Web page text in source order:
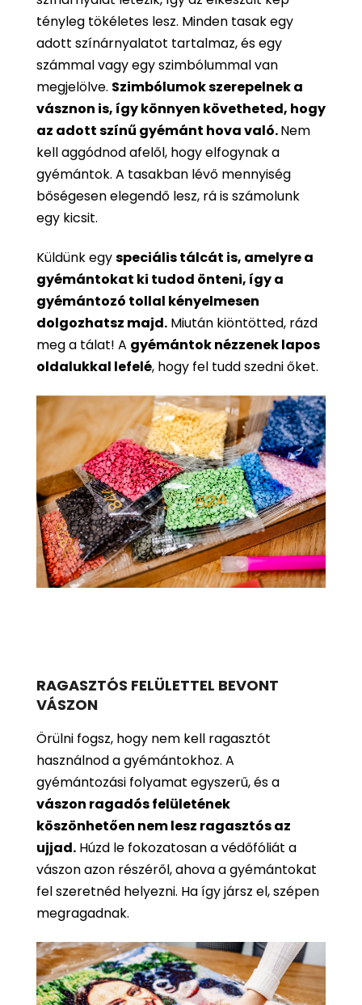
tényleg tökéletes lesz. Minden tasak egy
adott színárnyalatot tartalmaz, és egy
számmal vagy egy szimbólummal van
megjelölve. Szimbólumok szerepelnek a
vásznon is, így könnyen követheted, hogy
az adott színű gyémánt hova való.Nem
kell aggódnod afelől, hogy elfogynak a
gyémántok. A tasakban lévő mennyiség
bőségesen elegendő lesz, rá is számolunk
egy kicsit.
Küldünk egyspeciális tálcát is, amelyre a
gyémántokat ki tudod önteni, így a
gyémántozó tollal kényelmesen
dolgozhatsz majd. Miután kiöntötted, rázd
meg a tálat! A gyémántok nézzenek lapos
oldalukkal lefelé, hogy fel tudd szedni őket.
RAGASZTÓS FELÜLETTEL BEVONT
VÁSZON
Örülni fogsz, hogy nem kell ragasztót
használnod a gyémántokhoz. A
gyémántozási folyamat egyszerű, és a
vászon ragadós felületének
köszönhetően nem lesz ragasztós az
ujjad. Húzd le fokozatosan a védőfóliát a
vászon azon részéről, ahova a gyémántokat
fel szeretnéd helyezni. Ha így jársz el, szépen
megragadnak.